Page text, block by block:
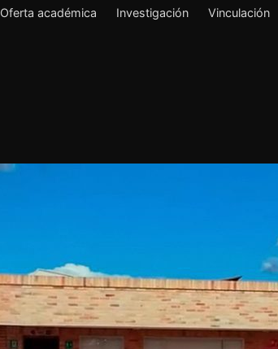
Oferta académica Investigación Vinculación